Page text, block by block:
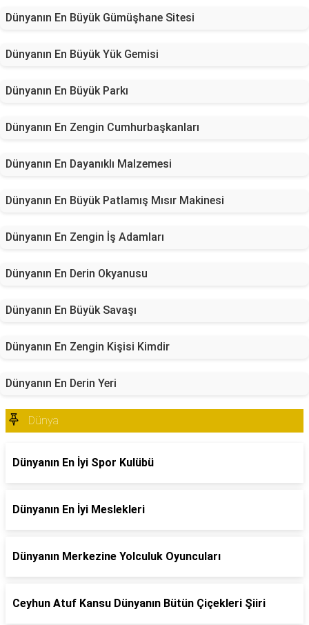
Dünyanın En Büyük Gümüşhane Sitesi
Dünyanın En Büyük Yük Gemisi
Dünyanın En Büyük Parkı
Dünyanın En Zengin Cumhurbaşkanları
Dünyanın En Dayanıklı Malzemesi
Dünyanın En Büyük Patlamış Mısır Makinesi
Dünyanın En Zengin İş Adamları
Dünyanın En Derin Okyanusu
Dünyanın En Büyük Savaşı
Dünyanın En Zengin Kişisi Kimdir
Dünyanın En Derin Yeri
Dünya
Dünyanın En İyi Spor Kulübü
Dünyanın En İyi Meslekleri
Dünyanın Merkezine Yolculuk Oyuncuları
Ceyhun Atuf Kansu Dünyanın Bütün Çiçekleri Şiiri